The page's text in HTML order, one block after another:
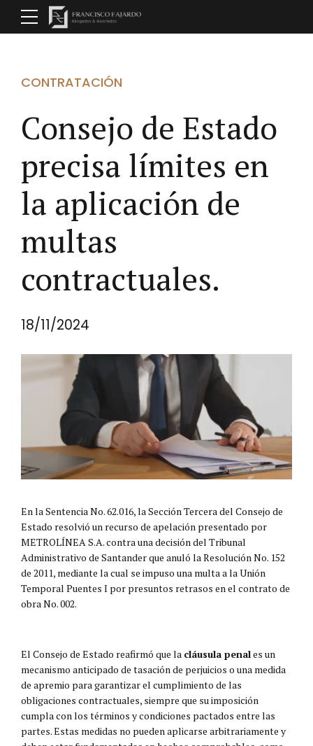
CONTRATACIÓN
Consejo de Estado
precisa límites en
la aplicación de
multas
contractuales.
18/11/2024
En la Sentencia No. 62.016, la Sección Tercera del Consejo de
Estado resolvió un recurso de apelación presentado por
METROLÍNEA S.A. contra una decisión del Tribunal
Administrativo de Santander que anuló la Resolución No. 152
de 2011, mediante la cual se impuso una multa a la Unión
Temporal Puentes I por presuntos retrasos en el contrato de
obra No. 002.
El Consejo de Estado reafirmó que la cláusula penales un
mecanismo anticipado de tasación de perjuicios o una medida
de apremio para garantizar el cumplimiento de las
obligaciones contractuales, siempre que su imposición
cumpla con los términos y condiciones pactados entre las
partes. Estas medidas no pueden aplicarse arbitrariamente y